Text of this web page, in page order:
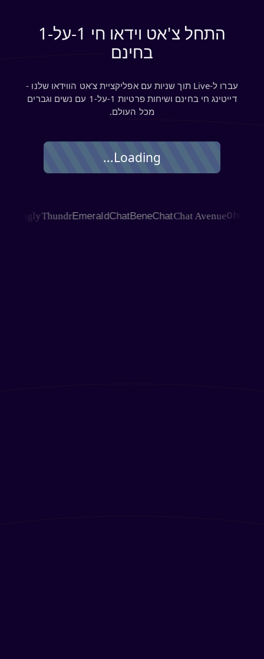
התחל צ'אט וידאו חי 1‑על‑1
בחינם
עברו ל‑Live תוך שניות עם אפליקציית צ'אט הווידאו שלנו -
דייטינג חי בחינם ושיחות פרטיות 1‑על‑1 עם נשים וגברים
מכל העולם.
Loading...
Chat Avenue
BeneChat
EmeraldChat
Thundr
Joingly